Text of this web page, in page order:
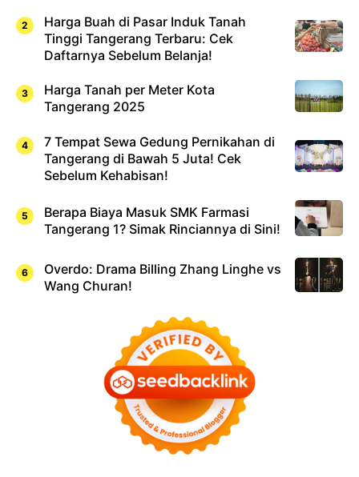
Harga Buah di Pasar Induk Tanah
Tinggi Tangerang Terbaru: Cek
Daftarnya Sebelum Belanja!
Harga Tanah per Meter Kota
Tangerang 2025
7 Tempat Sewa Gedung Pernikahan di
Tangerang di Bawah 5 Juta! Cek
Sebelum Kehabisan!
Berapa Biaya Masuk SMK Farmasi
Tangerang 1? Simak Rinciannya di Sini!
Overdo: Drama Billing Zhang Linghe vs
Wang Churan!